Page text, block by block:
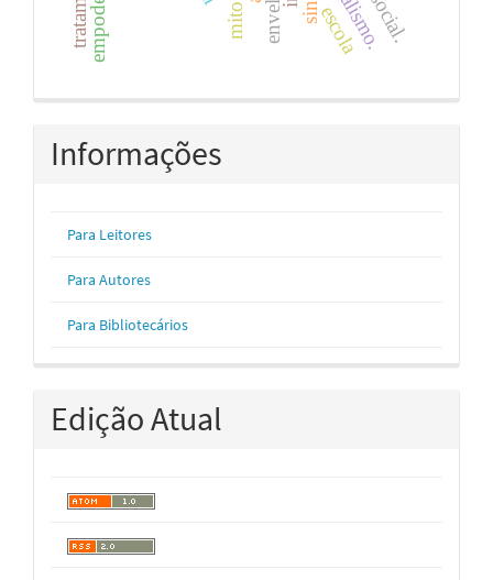
escola
Informações
Para Leitores
Para Autores
Para Bibliotecários
Edição Atual